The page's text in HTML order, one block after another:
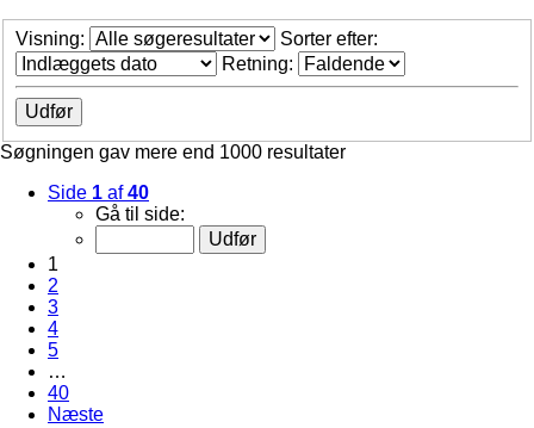
Visning:
Sorter efter:
Retning:
Søgningen gav mere end 1000 resultater
Side 1 af40
Gå til side:
1
2
3
4
5
…
40
Næste